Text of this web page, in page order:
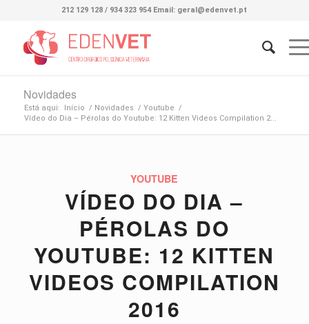
212 129 128 / 934 323 954 Email: geral@edenvet.pt
Novidades
Está aqui: Início / Novidades / Youtube /
Vídeo do Dia – Pérolas do Youtube: 12 Kitten Videos Compilation 2...
YOUTUBE
VÍDEO DO DIA –
PÉROLAS DO
YOUTUBE: 12 KITTEN
VIDEOS COMPILATION
2016